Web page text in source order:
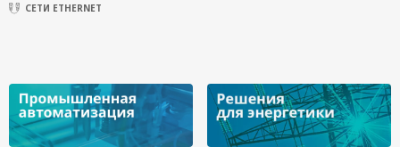
СЕТИ ETHERNET